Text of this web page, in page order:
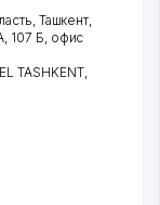
, Ташкент,
, 107 Б, офис
TASHKENT,